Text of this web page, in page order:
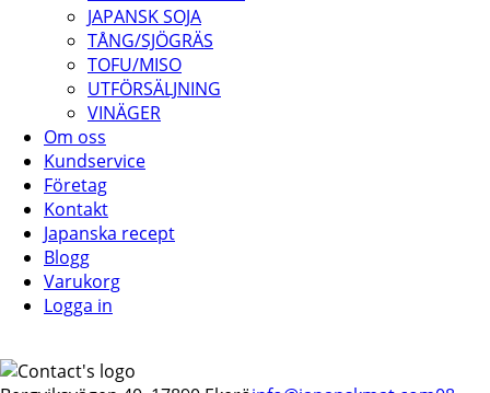
JAPANSK SOJA
TÅNG/SJÖGRÄS
TOFU/MISO
UTFÖRSÄLJNING
VINÄGER
Om oss
Kundservice
Företag
Kontakt
Japanska recept
Blogg
Varukorg
Logga in